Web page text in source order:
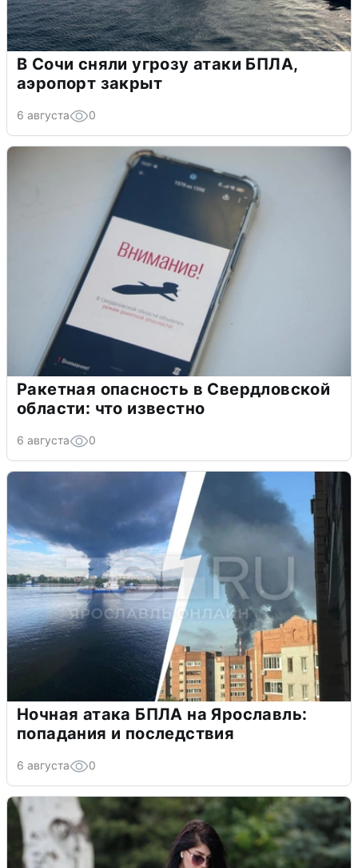
В Сочи сняли угрозу атаки БПЛА,
аэропорт закрыт
6 августа 0
Ракетная опасность в Свердловской
области: что известно
6 августа 0
Ночная атака БПЛА на Ярославль:
попадания и последствия
6 августа 0